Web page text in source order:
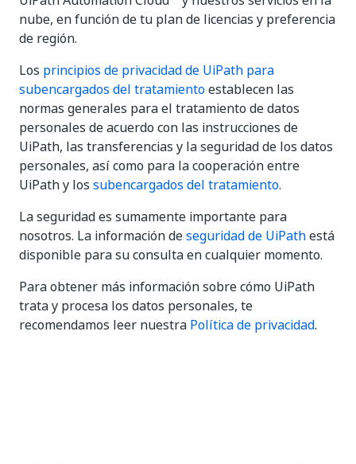
nube, en función de tu plan de licencias y preferencia
de región.
Los principios de privacidad de UiPath para
subencargados del tratamientoestablecen las
normas generales para el tratamiento de datos
personales de acuerdo con las instrucciones de
UiPath, las transferencias y la seguridad de los datos
personales, así como para la cooperación entre
UiPath y los subencargados del tratamiento.
La seguridad es sumamente importante para
nosotros. La información deseguridad de UiPathestá
disponible para su consulta en cualquier momento.
Para obtener más información sobre cómo UiPath
trata y procesa los datos personales, te
recomendamos leer nuestra Política de privacidad.